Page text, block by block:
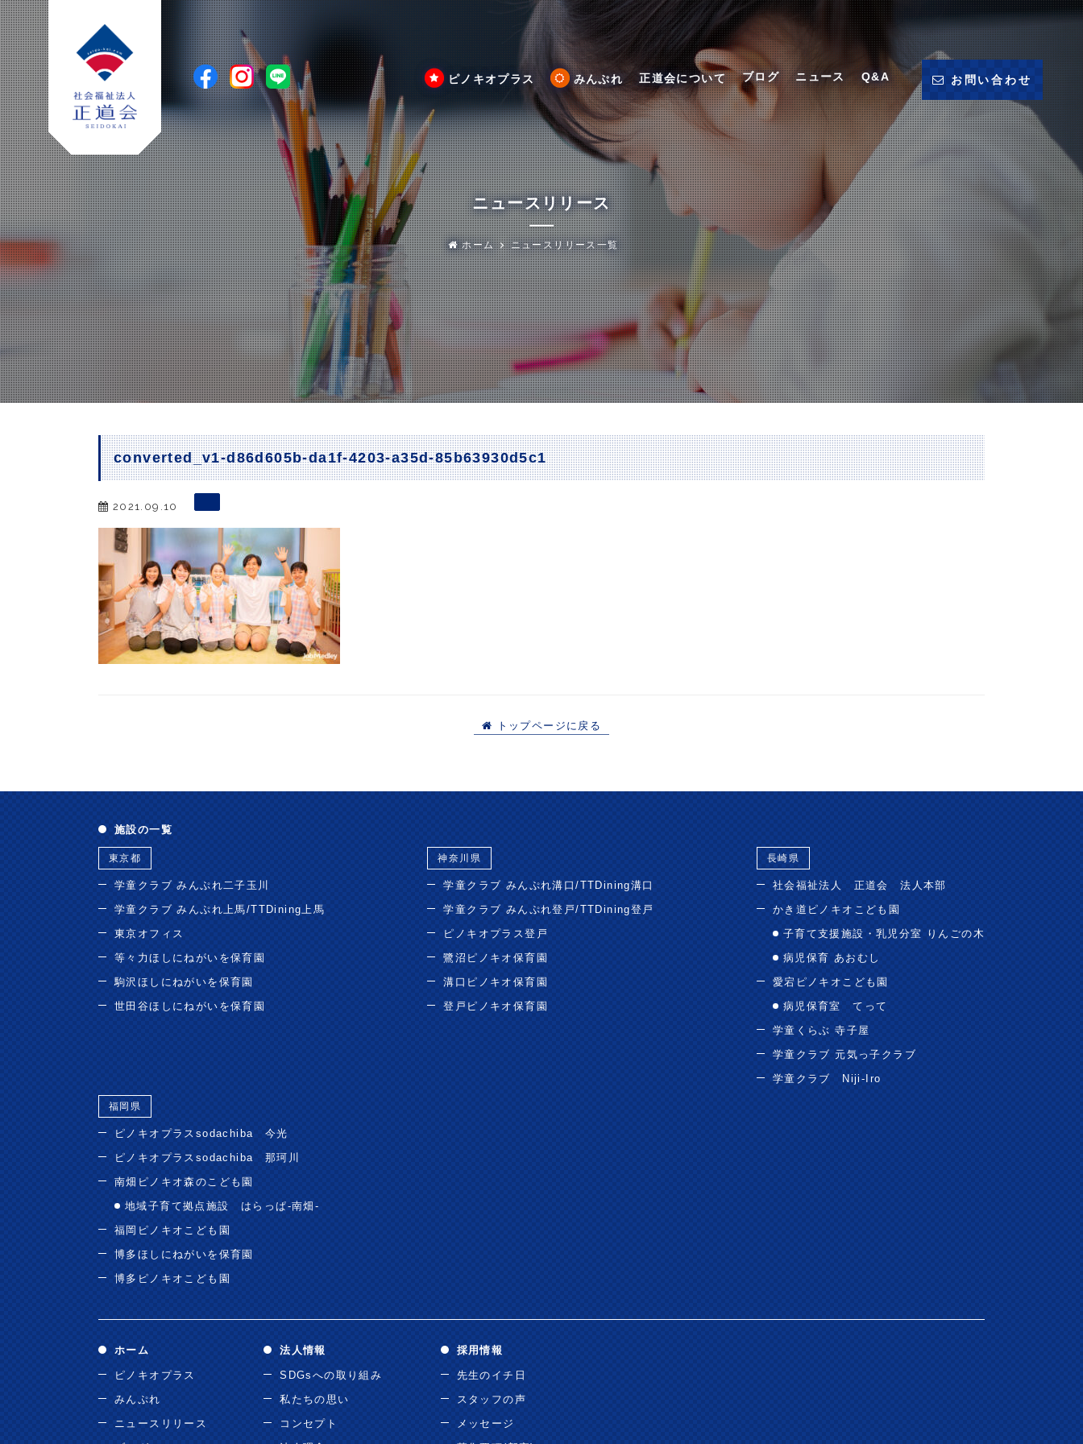
ピノキオプラス みんぷれ 正道会について ブログ ニュース Q&A お問い合わせ
ニュースリリース
ホーム ニュースリリース一覧
converted_v1-d86d605b-da1f-4203-a35d-85b63930d5c1
2021.09.10
トップページに戻る
施設の一覧
東京都
学童クラブ みんぷれ二子玉川
学童クラブ みんぷれ上馬/TTDining上馬
東京オフィス
等々力ほしにねがいを保育園
駒沢ほしにねがいを保育園
世田谷ほしにねがいを保育園
神奈川県
学童クラブ みんぷれ溝口/TTDining溝口
学童クラブ みんぷれ登戸/TTDining登戸
ピノキオプラス登戸
鷺沼ピノキオ保育園
溝口ピノキオ保育園
登戸ピノキオ保育園
長崎県
社会福祉法人 正道会 法人本部
かき道ピノキオこども園
子育て支援施設・乳児分室 りんごの木
病児保育 あおむし
愛宕ピノキオこども園
病児保育室 てって
学童くらぶ 寺子屋
学童クラブ 元気っ子クラブ
学童クラブ Niji-Iro
福岡県
ピノキオプラスsodachiba 今光
ピノキオプラスsodachiba 那珂川
南畑ピノキオ森のこども園
地域子育て拠点施設 はらっぱ-南畑-
福岡ピノキオこども園
博多ほしにねがいを保育園
博多ピノキオこども園
ホーム
ピノキオプラス
みんぷれ
ニュースリリース
法人情報
SDGsへの取り組み
私たちの思い
コンセプト
採用情報
先生のイチ日
スタッフの声
メッセージ